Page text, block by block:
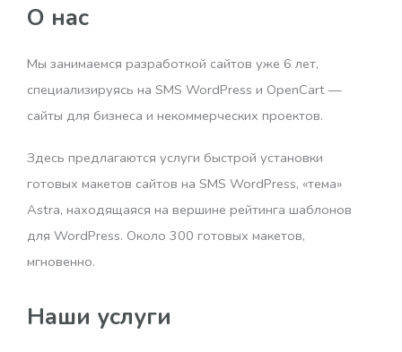
О нас
Мы занимаемся разработкой сайтов уже 6 лет,
специализируясь на SMS WordPress и OpenCart —
сайты для бизнеса и некоммерческих проектов.
Здесь предлагаются услуги быстрой установки
готовых макетов сайтов на SMS WordPress, «тема»
Astra, находящаяся на вершине рейтинга шаблонов
для WordPress. Около 300 готовых макетов,
мгновенно.
Наши услуги